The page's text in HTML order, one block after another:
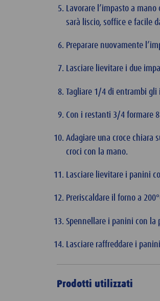
Lavorare l’impasto a
sarà liscio, soffice e facile
Preparare nuovamente
Lasciare lievitare i due
Tagliare 1/4 di entrambi gli
Con i restanti 3/4 formare
Adagiare una croce chiara
croci con la mano.
Lasciare lievitare i panini
Preriscaldare il forno a
Spennellare i panini con la
Lasciare raffreddare i
Prodotti utilizzati